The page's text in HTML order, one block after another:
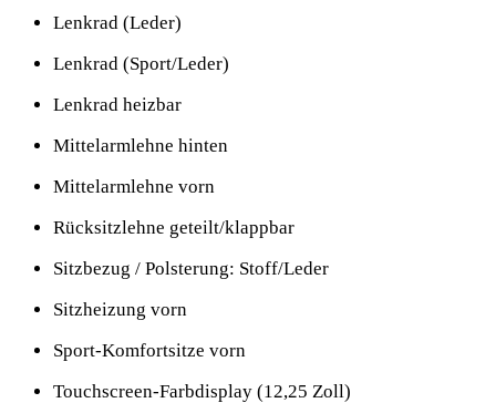
Lenkrad (Leder)
Lenkrad (Sport/Leder)
Lenkrad heizbar
Mittelarmlehne hinten
Mittelarmlehne vorn
Rücksitzlehne geteilt/klappbar
Sitzbezug / Polsterung: Stoff/Leder
Sitzheizung vorn
Sport-Komfortsitze vorn
Touchscreen-Farbdisplay (12,25 Zoll)